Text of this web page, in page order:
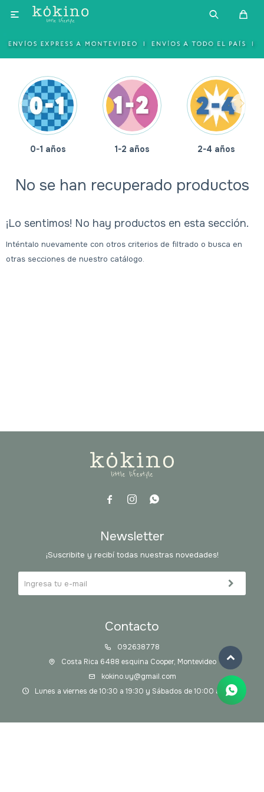

0-1 años 1-2 años 2-4 años
No se han recuperado productos
¡Lo sentimos! No hay productos en esta sección.
Inténtalo nuevamente con otros criterios de filtrado o busca en
otras secciones de nuestro catálogo.
  
Contacto
092638778
Costa Rica 6488 esquina Cooper, Montevideo
kokino.uy@gmail.com
Lunes a viernes de 10:30 a 19:30 y Sábados de 10:00 a 14:00
Newsletter
¡Suscribite y recibí todas nuestras novedades!